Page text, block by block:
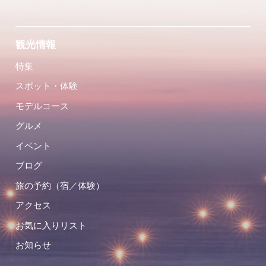
観光情報
特集
スポット・体験
モデルコース
グルメ
イベント
ブログ
旅の予約（宿／体験）
アクセス
お気に入りリスト
お知らせ